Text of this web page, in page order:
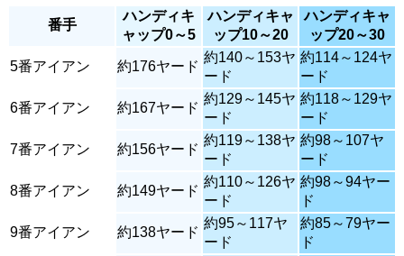
番手
ハンディキ
ャップ0～5
ハンディキャ
ップ10～20
ハンディキャ
ップ20～30
5番アイアン 約176ヤード
約140～153ヤ
ード
約114～124ヤ
ード
6番アイアン 約167ヤード
約129～145ヤ
ード
約118～129ヤ
ード
7番アイアン 約156ヤード
約119～138ヤ
ード
約98～107ヤ
ード
8番アイアン 約149ヤード
約110～126ヤ
ード
約98～94ヤー
ド
9番アイアン 約138ヤード
約95～117ヤ
ード
約85～79ヤー
ド